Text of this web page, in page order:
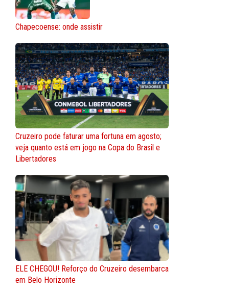
Chapecoense: onde assistir
Cruzeiro pode faturar uma fortuna em agosto;
veja quanto está em jogo na Copa do Brasil e
Libertadores
ELE CHEGOU! Reforço do Cruzeiro desembarca
em Belo Horizonte